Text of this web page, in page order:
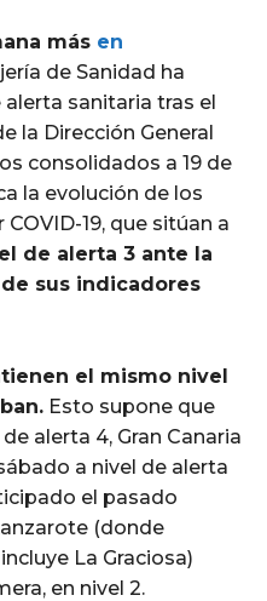
más en
de Sanidad ha
sanitaria tras el
la Dirección General
consolidados a 19 de
la evolución de los
19, que sitúan a
de alerta 3 ante la
sus indicadores
el mismo nivel
Esto supone que
alerta 4, Gran Canaria
a nivel de alerta
el pasado
(donde
La Graciosa)
en nivel 2.